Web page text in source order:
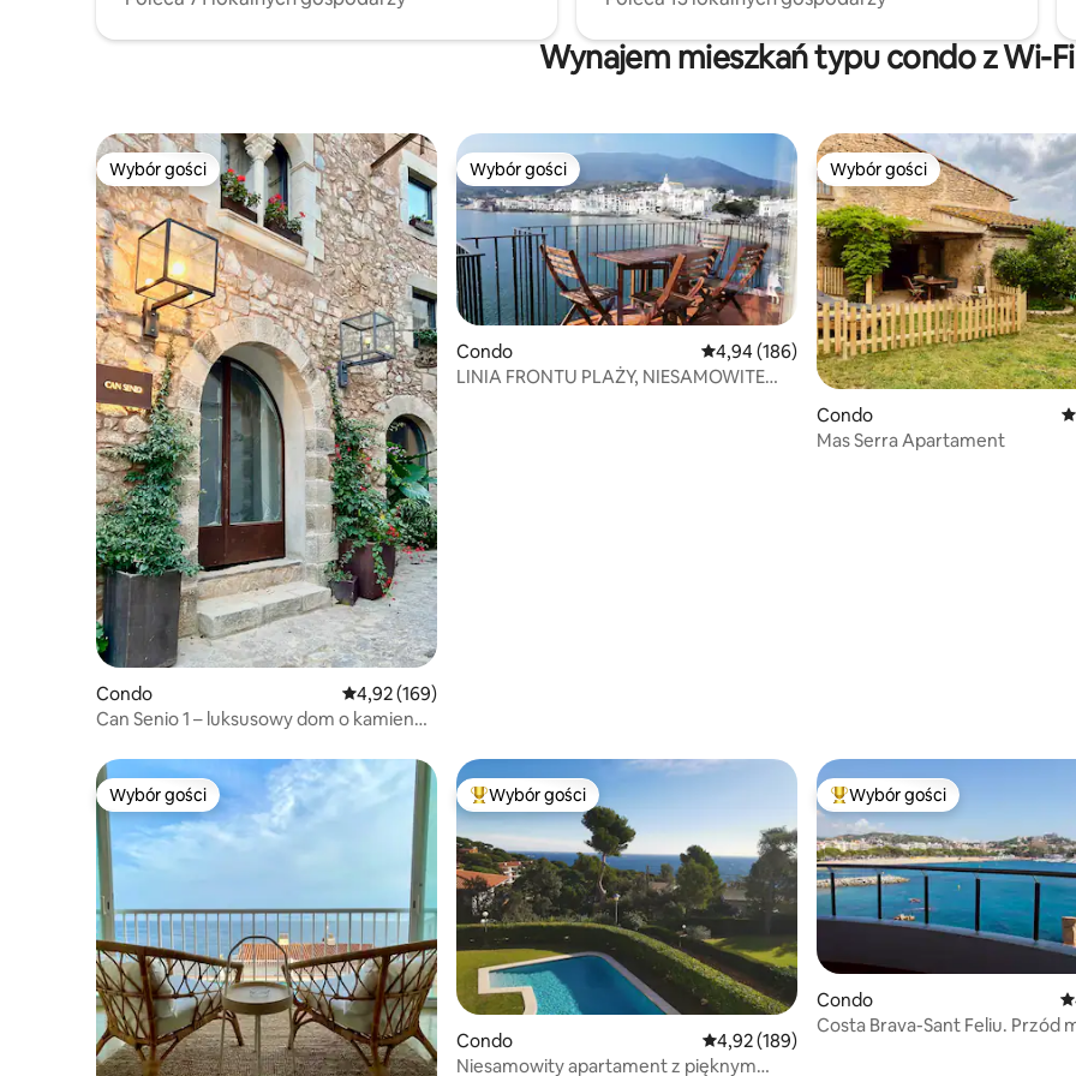
Wynajem mieszkań typu condo z Wi-Fi
Wybór gości
Wybór gości
Condo Średnia ocena: 4,92 na 5, liczba recenzji: 169
4,92 (169)
Can Senio 1 – luksusowy dom o kamienny
Wybór gości
Wybór gości
Condo Średnia ocena: 4,94 na 5, liczba recenzji: 186
4,94 (186)
LINIA FRONTU PLAŻY, NIESAMOWITE
Wybór gości
Wybór gości
Condo
Mas Serra Apartament
Wybór gości
Wybór gości Najpopularniejsze z kategorii Wybór gości
Wybór gości
Condo Średnia ocena: 4,92 na 5, liczba recenzji: 189
4,92 (189)
Niesamowity apartament z pięknym
Najpopularniejsze z kategorii
Wybór gości
Condo
Costa Brava-Sant Feliu. Przód